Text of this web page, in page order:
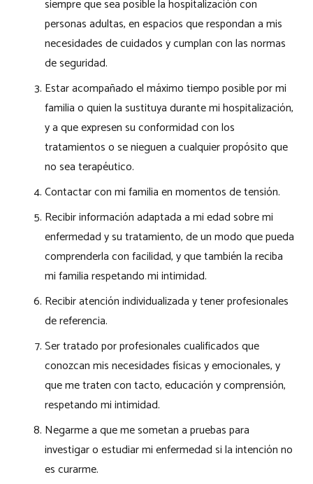
siempre que sea posible la hospitalización con
personas adultas, en espacios que respondan a mis
necesidades de cuidados y cumplan con las normas
de seguridad.
Estar acompañado el máximo tiempo posible por mi
familia o quien la sustituya durante mi hospitalización,
y a que expresen su conformidad con los
tratamientos o se nieguen a cualquier propósito que
no sea terapéutico.
Contactar con mi familia en momentos de tensión.
Recibir información adaptada a mi edad sobre mi
enfermedad y su tratamiento, de un modo que pueda
comprenderla con facilidad, y que también la reciba
mi familia respetando mi intimidad.
Recibir atención individualizada y tener profesionales
de referencia.
Ser tratado por profesionales cualificados que
conozcan mis necesidades físicas y emocionales, y
que me traten con tacto, educación y comprensión,
respetando mi intimidad.
Negarme a que me sometan a pruebas para
investigar o estudiar mi enfermedad si la intención no
es curarme.